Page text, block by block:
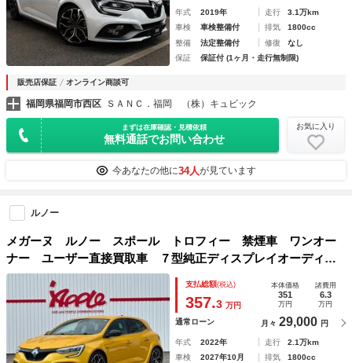
年式 2019年 走行
3.1万km
車検
車検整備付 排気
1800cc
整備
法定整備付 修復
なし
保証
保証付 (1ヶ月・走行無制限)
販売店保証 オンライン商談可
福岡県福岡市西区 ＳＡＮＣ．福岡 （株）キュビック
まずは在庫確認・見積依頼
無料通話でお問い合わせ
お気に入り
今あなたの他に34人が見ています
ルノー
メガーヌ ルノー スポール トロフィー 禁煙車 ワンオー
ナー ユーザー直接買取車 ７型純正ディスプレイオーディ
オ Ｂカメラ ３６０度ドラレコ クリアランスソナー 専用
レカロシート レーダークルーズ ブレンボレッドキャリパ
ー ＬＤＡ ＥＴＣ
支払総額(税込)
357.3 万円
本体価格
351
万円
諸費用
6.3
万円
通常ローン 月々 29,000 円
年式 2022年 走行
2.1万km
車検
2027年10月 排気
1800cc